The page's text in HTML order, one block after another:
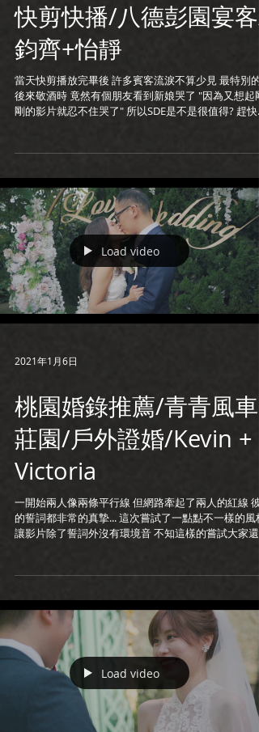
快剪快播/八德彭園宴客/
鈞齊+怡靜
當天快剪播放完畢後 許多賓客流淚不算少見 最特別的
後來敬酒時 竟然有個朋友看到新娘哭了 "因為又想起剛
剛的影片就忍不住哭了" 所以SDE是不是很值得? 趕快
Load video
2021年1月6日
桃園婚錄推薦/青青風車
莊園/戶外證婚/Kevin +
Victoria
一開始兩人像兩條平行線 但網路牽起了兩人的紅線 彼
的誓詞都非常的真摯... 這次嘗試了一點點不一樣的風格
讓影片除了誓詞外沒有環境音 不知這樣的嘗試大家還
Load video